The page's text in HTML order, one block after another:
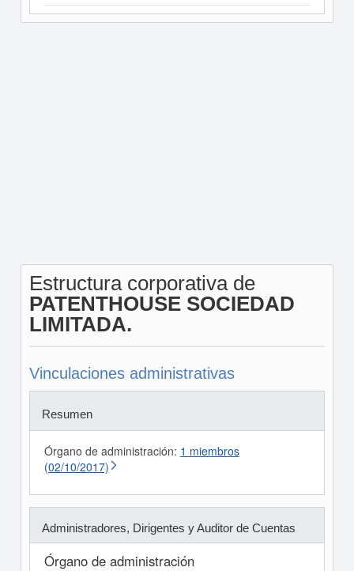
Estructura corporativa de
PATENTHOUSE SOCIEDAD
LIMITADA.
Vinculaciones administrativas
Resumen
Órgano de administración: 1 miembros
(02/10/2017)
Administradores, Dirigentes y Auditor de Cuentas
Órgano de administración